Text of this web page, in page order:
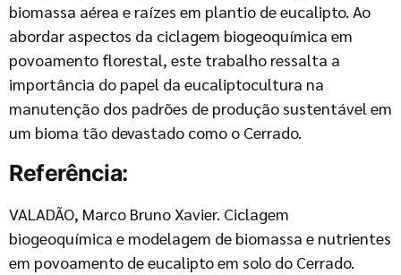
biomassa aérea e raízes em plantio de eucalipto. Ao
abordar aspectos da ciclagem biogeoquímica em
povoamento florestal, este trabalho ressalta a
importância do papel da eucaliptocultura na
manutenção dos padrões de produção sustentável em
um bioma tão devastado como o Cerrado.
Referência:
VALADÃO, Marco Bruno Xavier. Ciclagem
biogeoquímica e modelagem de biomassa e nutrientes
em povoamento de eucalipto em solo do Cerrado.